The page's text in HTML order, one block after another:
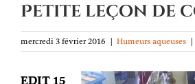
Petite leçon de
mercredi 3 février 2016 | Humeurs aqueuses |
EDIT 15